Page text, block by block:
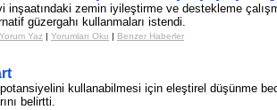
zemin iyileştirme ve destekleme
güzergahı kullanmaları istendi.
Yorum Yaz | Yorumları Oku | Benzer Haberler
kullanabilmesi için eleştirel düşünme
belirtti.